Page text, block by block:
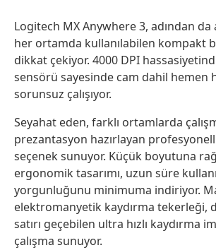
Logitech MX Anywhere 3, adından da
her ortamda kullanılabilen kompakt
dikkat çekiyor. 4000 DPI
sensörü sayesinde cam dahil hemen
sorunsuz çalışıyor.
Seyahat eden, farklı ortamlarda
prezantasyon hazırlayan
seçenek sunuyor. Küçük boyutuna
ergonomik tasarımı, uzun süre
yorgunluğunu minimuma indiriyor.
elektromanyetik kaydırma tekerleği,
satırı geçebilen ultra hızlı kaydırma
çalışma sunuyor.